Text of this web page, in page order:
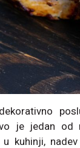
je jedan od
kuhinji,